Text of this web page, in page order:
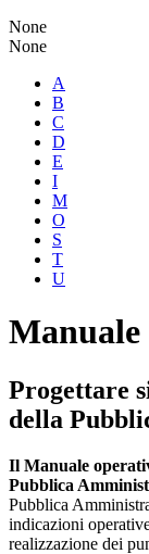
None
None
A
B
C
D
E
I
M
O
S
T
U
Manuale
Progettare
della
Il Manuale
Pubblica
Pubblica
indicazioni
realizzazione dei